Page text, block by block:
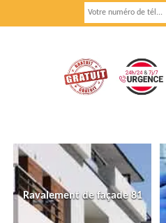
Ravalement de façade 81